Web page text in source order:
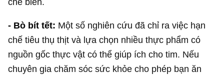
- Bò bít tết: Một số nghiên cứu đã chỉ ra việc hạn
chế tiêu thụ thịt và lựa chọn nhiều thực phẩm có
nguồn gốc thực vật có thể giúp ích cho tim. Nếu
chuyên gia chăm sóc sức khỏe cho phép bạn ăn